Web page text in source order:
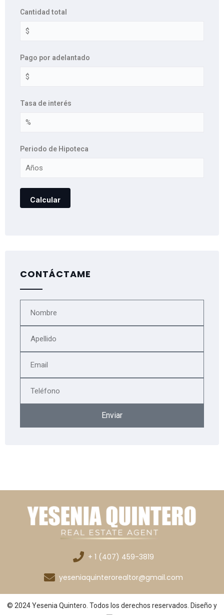
Cantidad total
Pago por adelantado
Tasa de interés
Periodo de Hipoteca
CONTÁCTAME
Enviar
+ 1 (407) 459-3819
yeseniaquinterorealtor@gmail.com
© 2024 Yesenia Quintero. Todos los derechos reservados. Diseño y